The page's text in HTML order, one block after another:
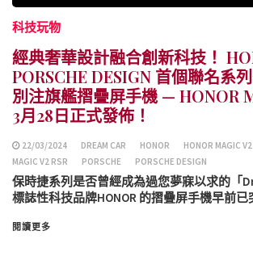
科技玩物
經典奢華設計融合創新科技！
PORSCHE DESIGN 首個聯名系
別注旗艦摺疊屏手機 — HONOR
3月28日正式發佈！
22/03/2024 DREAM CAR HONOR HONOR MAGIC
MAGIC V2 RSR
PORSCHE PORSCHE DESIGN
保時捷系列是否曾經成為過您夢寐以求的「
標誌性科技品牌HONOR 的摺疊屏手機早前
閱讀更多